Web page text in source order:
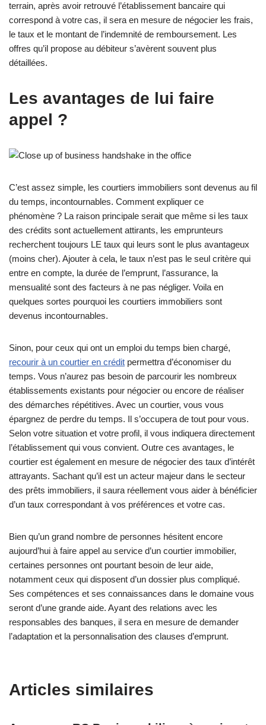
terrain, après avoir retrouvé l’établissement bancaire qui
correspond à votre cas, il sera en mesure de négocier les frais,
le taux et le montant de l’indemnité de remboursement. Les
offres qu’il propose au débiteur s’avèrent souvent plus
détaillées.
Les avantages de lui faire
appel ?
C’est assez simple, les courtiers immobiliers sont devenus au fil
du temps, incontournables. Comment expliquer ce
phénomène ? La raison principale serait que même si les taux
des crédits sont actuellement attirants, les emprunteurs
recherchent toujours LE taux qui leurs sont le plus avantageux
(moins cher). Ajouter à cela, le taux n’est pas le seul critère qui
entre en compte, la durée de l’emprunt, l’assurance, la
mensualité sont des facteurs à ne pas négliger. Voila en
quelques sortes pourquoi les courtiers immobiliers sont
devenus incontournables.
Sinon, pour ceux qui ont un emploi du temps bien chargé,
recourir à un courtier en crédit permettra d’économiser du
temps. Vous n’aurez pas besoin de parcourir les nombreux
établissements existants pour négocier ou encore de réaliser
des démarches répétitives. Avec un courtier, vous vous
épargnez de perdre du temps. Il s’occupera de tout pour vous.
Selon votre situation et votre profil, il vous indiquera directement
l’établissement qui vous convient. Outre ces avantages, le
courtier est également en mesure de négocier des taux d’intérêt
attrayants. Sachant qu’il est un acteur majeur dans le secteur
des prêts immobiliers, il saura réellement vous aider à bénéficier
d’un taux correspondant à vos préférences et votre cas.
Bien qu’un grand nombre de personnes hésitent encore
aujourd’hui à faire appel au service d’un courtier immobilier,
certaines personnes ont pourtant besoin de leur aide,
notamment ceux qui disposent d’un dossier plus compliqué.
Ses compétences et ses connaissances dans le domaine vous
seront d’une grande aide. Ayant des relations avec les
responsables des banques, il sera en mesure de demander
l’adaptation et la personnalisation des clauses d’emprunt.
Articles similaires